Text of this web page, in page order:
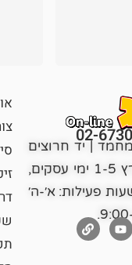
02-
מחמד | יד חרוצים
16 ירושלים | משלוחים: כל הארץ 1-5 ימי עסקים,
עסקים | שעות פעילות: א׳-ה׳